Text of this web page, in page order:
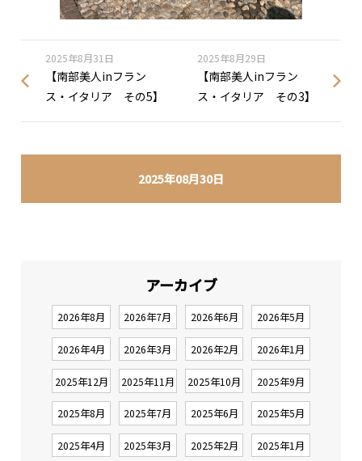
2025年08月30日
2025年8月31日
【南部美人inフラン
ス・イタリア その5】
2025年8月29日
【南部美人inフラン
ス・イタリア その3】
アーカイブ
2026年8月 2026年7月 2026年6月 2026年5月
2026年4月 2026年3月 2026年2月 2026年1月
2025年12月 2025年11月 2025年10月 2025年9月
2025年8月 2025年7月 2025年6月 2025年5月
2025年4月 2025年3月 2025年2月 2025年1月